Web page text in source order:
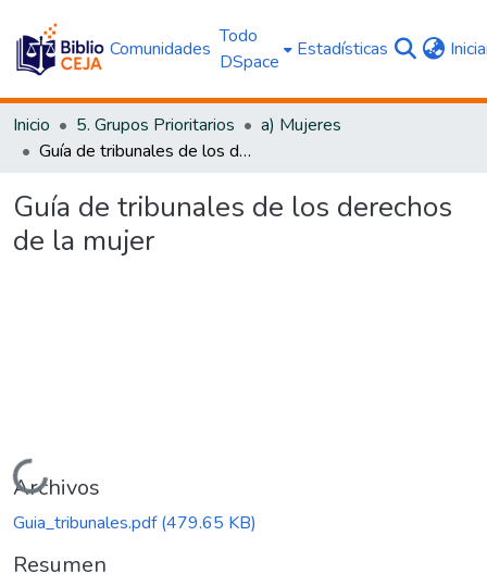
Comunidades
Todo
DSpace
Estadísticas
Inicio 5. Grupos Prioritarios
a) Mujeres
Guía de tribunales de los derechos de la mujer
Guía de tribunales de los derechos
de la mujer
Cargando...
Archivos
Guia_tribunales.pdf(479.65 KB)
Resumen